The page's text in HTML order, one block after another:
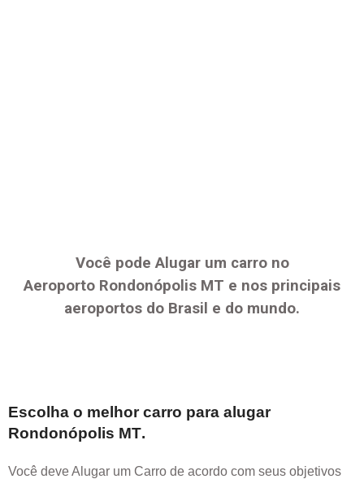
Você pode Alugar um carro no
Aeroporto Rondonópolis MT e nos principais
aeroportos do Brasil e do mundo.
Escolha o melhor carro para alugar
Rondonópolis MT.
Você deve Alugar um Carro de acordo com seus objetivos